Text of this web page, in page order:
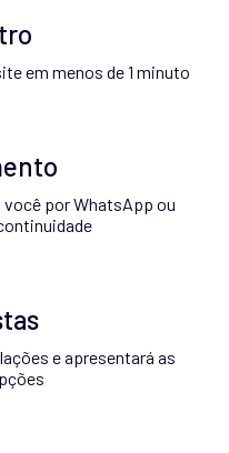
em menos de 1 minuto
por WhatsApp ou
e apresentará as